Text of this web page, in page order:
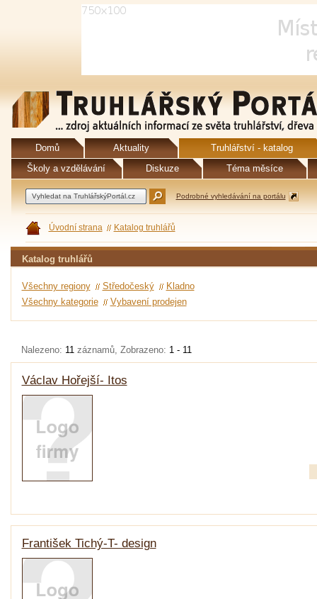
Domů Aktuality
Truhlářství - katalog
Školy a vzdělávání
Diskuze Téma měsíce
Podrobné vyhledávání na portálu
Úvodní strana Katalog truhlářů
Katalog truhlářů
Všechny regiony Středočeský
Kladno
Všechny kategorie
Vybavení prodejen
Nalezeno: 11 záznamů, Zobrazeno: 1 - 11
Václav Hořejší- Itos
František Tichý-T- design